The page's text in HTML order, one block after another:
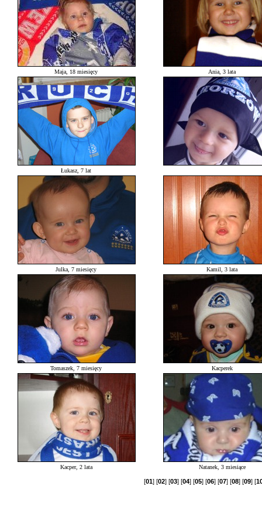
Maja, 18 miesięcy Ania, 3 lata
Łukasz, 7 lat
Julka, 7 miesięcy Kamil, 3 lata
Tomaszek, 7 miesięcy Kacperek
Kacper, 2 lata Natanek, 3 miesiące
[01] [02] [03] [04] [05] [06] [07] [08] [09] [